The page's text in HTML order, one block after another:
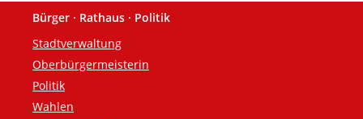
Fußzeile
Bürger · Rathaus · Politik
Stadtverwaltung
Oberbürgermeisterin
Politik
Wahlen